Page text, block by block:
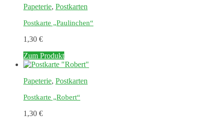
Papeterie, Postkarten
Postkarte „Paulinchen“
1,30 €
Zum Produkt
Papeterie, Postkarten
Postkarte „Robert“
1,30 €